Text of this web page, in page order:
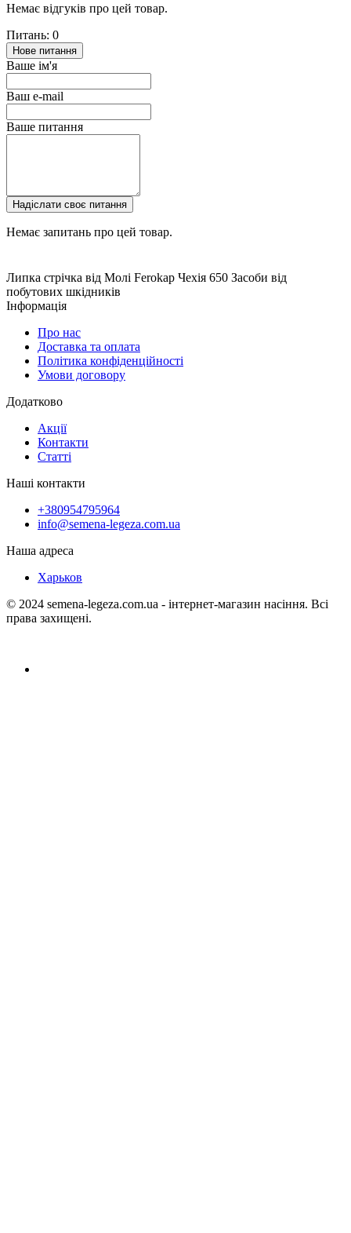
Немає відгуків про цей товар.
Питань: 0
Нове питання
Ваше ім'я
Ваш e-mail
Ваше питання
Надіслати своє питання
Немає запитань про цей товар.
Липка стрічка від Молі Ferokap Чехія 650 Засоби від
побутових шкідників
Інформація
Про нас
Доставка та оплата
Політика конфіденційності
Умови договору
Додатково
Акції
Контакти
Статті
Наші контакти
+380954795964
info@semena-legeza.com.ua
Наша адреса
Харьков
© 2024 semena-legeza.com.ua - інтернет-магазин насіння. Всі
права захищені.